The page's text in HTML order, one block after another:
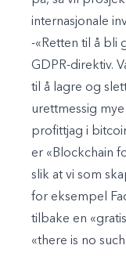
internasjonale
-«Retten til å bli
GDPR-direktiv.
til å lagre og
urettmessig
profittjag i
er «Blockchain
slik at vi som
for eksempel
tilbake en
«there is no